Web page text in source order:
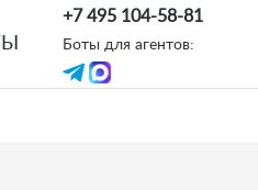
+7 495 104-58-81
Боты для агентов: